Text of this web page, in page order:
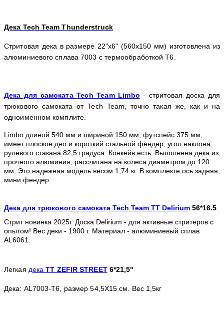
Дека Tech Team Thunderstruck
Стритовая дека в размере 22"х6" (560х150 мм) изготовлена из
алюминиевого сплава 7003 с термообработкой T6.
Дека для самоката Tech Team Limbo - стритовая доска для
трюкового самоката от Tech Team, точно такая же, как и на
одноименном комплите.
Limbo длиной 540 мм и шириной 150 мм, футспейс 375 мм,
имеет плоское дно и короткий стальной фендер, угол наклона
рулевого стакана 82,5 градуса. Конкейв есть. Выполнена дека из
прочного алюминия, рассчитана на колеса диаметром до 120
мм. Это надежная модель весом 1,74 кг. В комплекте ось задняя,
мини фендер.
Дека для трюкового самоката Tech Team TT Delirium 56*16.5
Стрит новинка 2025г. Доска Delirium - для активные стритеров с
опытом! Вес деки - 1900 г. Материал - алюминиевый сплав
AL6061.
Легкая декаTT ZEFIR STREET6*21,5"
Дека: AL7003-T6, размер 54,5X15 см. Вес 1,5кг